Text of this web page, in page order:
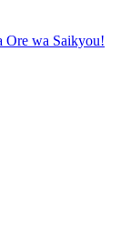
Ore wa Saikyou!